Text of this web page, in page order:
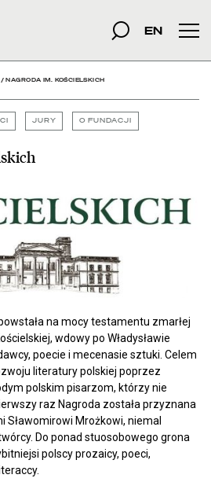
szukana fraza
Szukaj
EN
/NAGRODA IM. KOŚCIELSKICH
JURY O FUNDACJI
na mocy testamentu zmarłej
wdowy po Władysławie
poecie i mecenasie sztuki. Celem
literatury polskiej poprzez
polskim pisarzom, którzy nie
raz Nagroda została przyznana
Sławomirowi Mrożkowi, niemal
Do ponad stuosobowego grona
polscy prozaicy, poeci,